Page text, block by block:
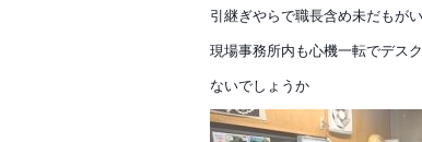
引継ぎやらで職長含め未だもが
現場事務所内も心機一転でデス
ないでしょうか